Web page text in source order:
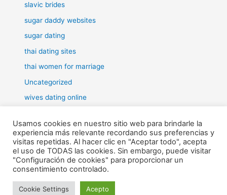
slavic brides
sugar daddy websites
sugar dating
thai dating sites
thai women for marriage
Uncategorized
wives dating online
Todos los derechos © 2026 RHE | Funciona gracias a
Usamos cookies en nuestro sitio web para brindarle la
experiencia más relevante recordando sus preferencias y
visitas repetidas. Al hacer clic en "Aceptar todo", acepta
el uso de TODAS las cookies. Sin embargo, puede visitar
"Configuración de cookies" para proporcionar un
consentimiento controlado.
Cookie Settings Acepto